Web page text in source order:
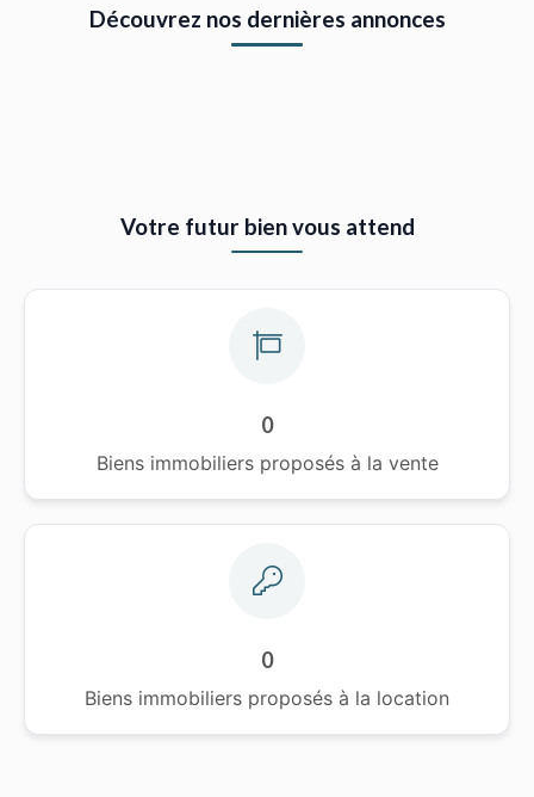
Découvrez nos dernières annonces
Votre futur bien vous attend
0
Biens immobiliers proposés à la vente
0
Biens immobiliers proposés à la location